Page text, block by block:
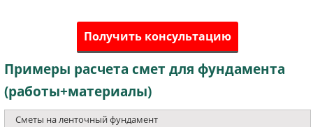
Получить консультацию
Примеры расчета смет для фундамента
(работы+материалы)
Сметы на ленточный фундамент